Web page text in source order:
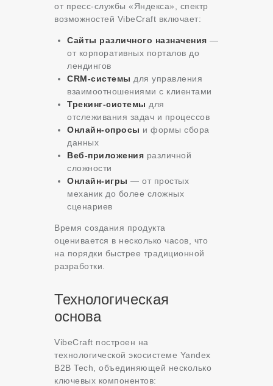
от пресс-службы «Яндекса», спектр
возможностей VibeCraft включает:
Сайты различного назначения —
от корпоративных порталов до
лендингов
CRM-системы для управления
взаимоотношениями с клиентами
Трекинг-системы для
отслеживания задач и процессов
Онлайн-опросы и формы сбора
данных
Веб-приложения различной
сложности
Онлайн-игры — от простых
механик до более сложных
сценариев
Время создания продукта
оценивается в несколько часов, что
на порядки быстрее традиционной
разработки
Технологическая
основа
VibeCraft построен на
технологической экосистеме Yandex
B2B Tech, объединяющей несколько
ключевых компонентов: